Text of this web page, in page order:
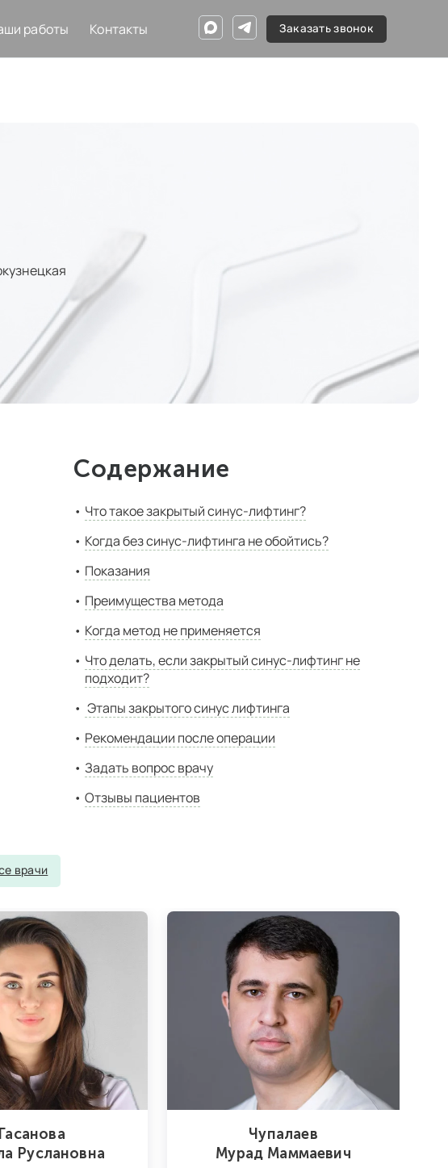
работы Контакты Заказать звонок
Содержание
Что такое закрытый синус-лифтинг?
Когда без синус-лифтинга не обойтись?
Показания
Преимущества метода
Когда метод не применяется
Что делать, если закрытый синус-лифтинг не
подходит?
Этапы закрытого синус лифтинга
Рекомендации после операции
Задать вопрос врачу
Отзывы пациентов
врачи
Гасанова
Руслановна
Чупалаев
Мурад Маммаевич